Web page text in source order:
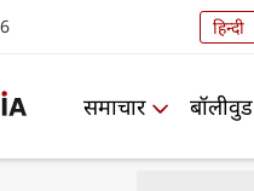
हिन्दी
समाचार बॉलीवुड